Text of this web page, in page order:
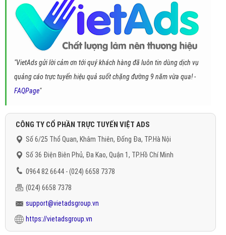
"VietAds gửi lời cảm ơn tới quý khách hàng đã luôn tin dùng dịch vụ
quảng cáo trực tuyến hiệu quả suốt chặng đường 9 năm vừa qua! -
FAQPage"
CÔNG TY CỔ PHẦN TRỰC TUYẾN VIỆT ADS
Số 6/25 Thổ Quan, Khâm Thiên, Đống Đa, TP.Hà Nội
Số 36 Điện Biên Phủ, Đa Kao, Quận 1, TP.Hồ Chí Minh
0964 82 6644 - (024) 6658 7378
(024) 6658 7378
support@vietadsgroup.vn
https://vietadsgroup.vn